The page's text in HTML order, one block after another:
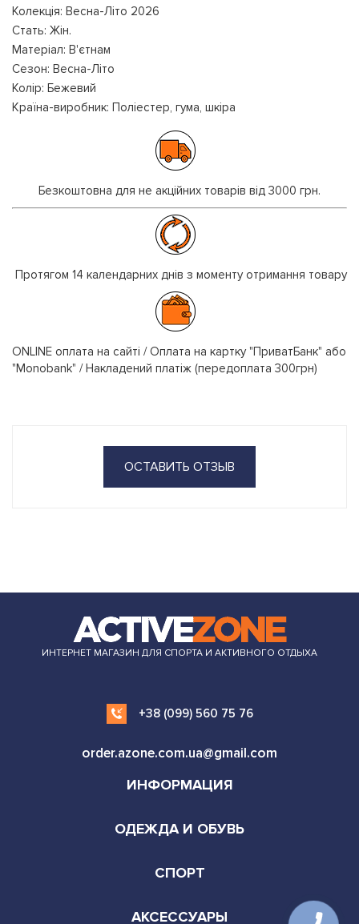
Колекція: Весна-Літо 2026
Стать: Жін.
Матеріал: В'єтнам
Сезон: Весна-Літо
Колір: Бежевий
Країна-виробник: Поліестер, гума, шкіра
Безкоштовна для не акційних товарів від 3000 грн.
Протягом 14 календарних днів з моменту отримання товару
ONLINE оплата на сайті / Оплата на картку "ПриватБанк" або
"Monobank" / Накладений платіж (передоплата 300грн)
ОСТАВИТЬ ОТЗЫВ
ИНТЕРНЕТ МАГАЗИН ДЛЯ СПОРТА И АКТИВНОГО ОТДЫХА
+38 (099) 560 75 76
order.azone.com.ua@gmail.com
ИНФОРМАЦИЯ
ОДЕЖДА И ОБУВЬ
СПОРТ
АКСЕССУАРЫ